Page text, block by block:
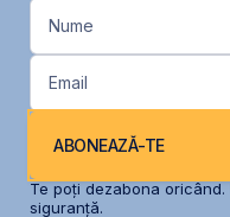
Nume
Email
ABONEAZĂ-TE
Te poți dezabona oricând.
siguranță.